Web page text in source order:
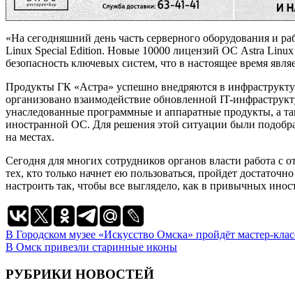
«На сегодняшний день часть серверного оборудования и
Linux Special Edition. Новые 10000 лицензий ОС Astra
безопасность ключевых систем, что в настоящее время
Продукты ГК «Астра» успешно внедряются в
организовано взаимодействие обновленной IT-
унаследованные программные и аппаратные продукты, а
иностранной ОС. Для решения этой ситуации были
на местах.
Сегодня для многих сотрудников органов власти работа
тех, кто только начнет ею пользоваться, пройдет
настроить так, чтобы все выглядело, как в привычных
Навигация
по
записям
В Городском музее «Искусство Омска» пройдёт мастер-
В Омск привезли старинные иконы
РУБРИКИ НОВОСТЕЙ